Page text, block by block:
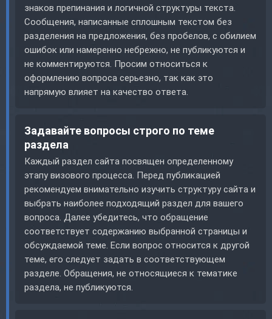
знаков препинания и логичной структуры текста.
Сообщения, написанные сплошным текстом без
разделения на предложения, без пробелов, с обилием
ошибок или намеренно небрежно, не публикуются и
не комментируются. Просим относиться к
оформлению вопроса серьезно, так как это
напрямую влияет на качество ответа.
Задавайте вопросы строго по теме
раздела
Каждый раздел сайта посвящен определенному
этапу визового процесса. Перед публикацией
рекомендуем внимательно изучить структуру сайта и
выбрать наиболее подходящий раздел для вашего
вопроса. Далее убедитесь, что обращение
соответствует содержанию выбранной страницы и
обсуждаемой теме. Если вопрос относится к другой
теме, его следует задать в соответствующем
разделе. Обращения, не относящиеся к тематике
раздела, не публикуются.